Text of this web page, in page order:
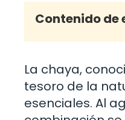
Contenido de
La chaya,
tesoro de la
esenciales. Al